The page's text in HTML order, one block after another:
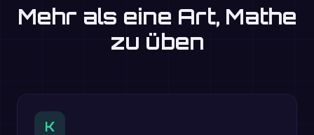
Mehr als eine Art, Mathe
zu üben
K